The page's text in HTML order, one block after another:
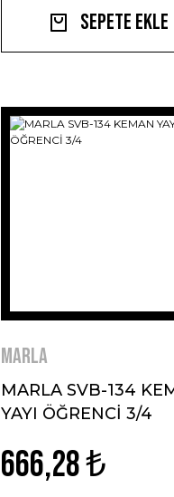
Sepete Ekle
MARLA
MARLA SVB-134
YAYI ÖĞRENCİ 3/4
666,28 ₺